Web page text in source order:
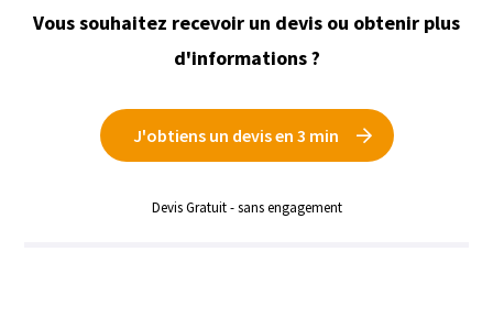
Vous souhaitez recevoir un devis ou obtenir plus
d'informations ?
J'obtiens un devis en 3 min
Devis Gratuit - sans engagement